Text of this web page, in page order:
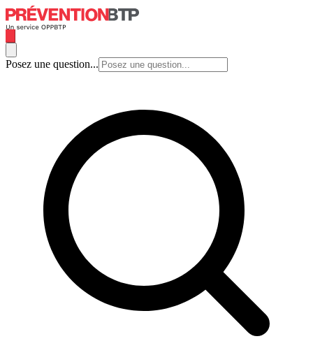
Posez une question...